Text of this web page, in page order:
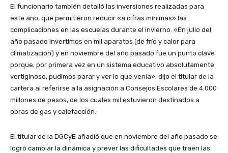
El funcionario también detalló las inversiones realizadas para
este año, que permitieron reducir «a cifras mínimas» las
complicaciones en las escuelas durante el invierno. «En julio del
año pasado invertimos en mil aparatos (de frío y calor para
climatización) y en noviembre del año pasado fue un punto clave
porque, por primera vez en un sistema educativo absolutamente
vertiginoso, pudimos parar y ver lo que venía», dijo el titular de la
cartera al referirse a la asignación a Consejos Escolares de 4.000
millones de pesos, de los cuales mil estuvieron destinados a
obras de gas y calefacción.
El titular de la DGCyE añadió que en noviembre del año pasado se
logró cambiar la dinámica y prever las dificultades que traen las